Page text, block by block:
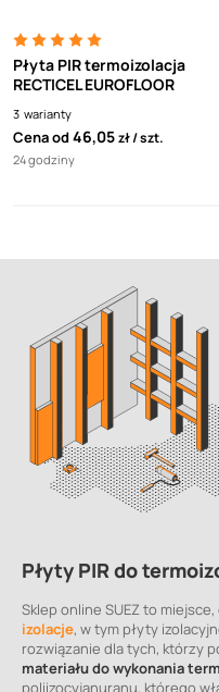
Płyta PIR termoizolacja
RECTICEL EUROFLOOR
3 warianty
Cena od46,05zł szt.
24 godziny
Płyty PIR do
Sklep online SUEZ to
izolacje, w tym płyty
rozwiązanie dla tych, którzy
materiału do wykonania
poliizocyjanuranu, którego